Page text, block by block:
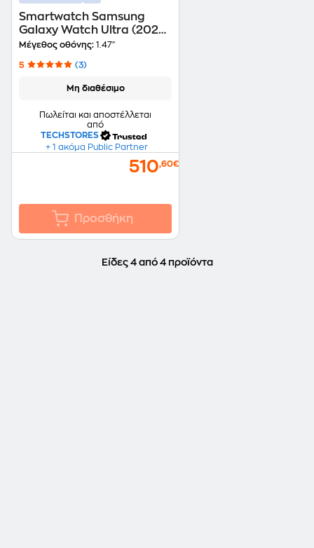
Smartwatch Samsung
Galaxy Watch Ultra (2025)
47mm - Titanium Silver
Μέγεθος οθόνης: 1.47"
5 (3)
Μη διαθέσιμο
Πωλείται και αποστέλλεται
από
TECHSTORES
+ 1 ακόμα Public Partner
510,60€
Προσθήκη
Είδες 4 από 4 προϊόντα